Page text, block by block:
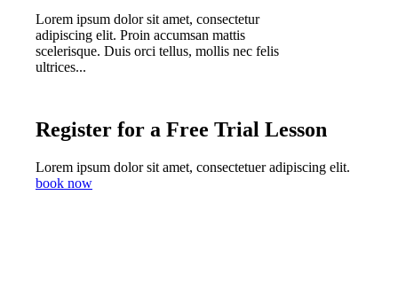
Lorem ipsum dolor sit amet, consectetur
adipiscing elit. Proin accumsan mattis
scelerisque. Duis orci tellus, mollis nec felis
ultrices...
Register for a Free Trial Lesson
Lorem ipsum dolor sit amet, consectetuer adipiscing elit.
book now